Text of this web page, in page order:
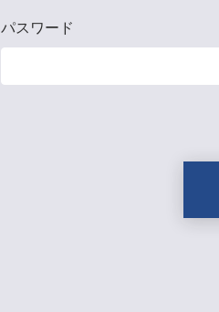
パスワード